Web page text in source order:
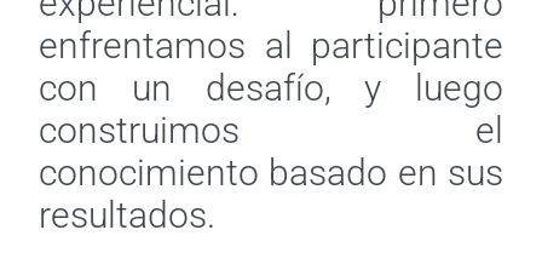
enfrentamos al participante
con un desafío, y luego
construimos el
conocimiento basado en sus
resultados.